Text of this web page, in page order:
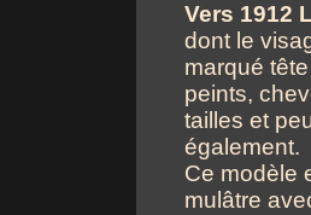
Vers 1912
dont le
marqué
peints,
tailles et
également.
Ce modèle
mulâtre